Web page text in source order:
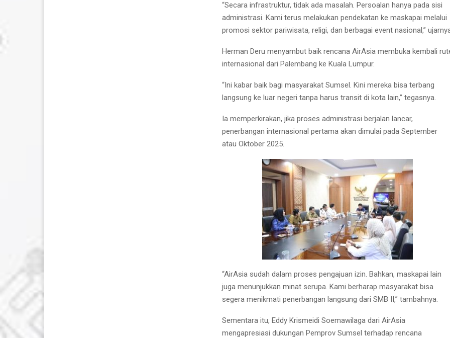
“Secara infrastruktur, tidak ada masalah. Persoalan hanya pada sisi
administrasi. Kami terus melakukan pendekatan ke maskapai melalui
promosi sektor pariwisata, religi, dan berbagai event nasional,”
Herman Deru menyambut baik rencana AirAsia membuka kembali
internasional dari Palembang ke Kuala Lumpur.
“Ini kabar baik bagi masyarakat Sumsel. Kini mereka bisa terbang
langsung ke luar negeri tanpa harus transit di kota lain,” tegasnya.
Ia memperkirakan, jika proses administrasi berjalan lancar,
penerbangan internasional pertama akan dimulai pada September
atau Oktober 2025.
“AirAsia sudah dalam proses pengajuan izin. Bahkan, maskapai lain
juga menunjukkan minat serupa. Kami berharap masyarakat bisa
segera menikmati penerbangan langsung dari SMB II,” tambahnya.
Sementara itu, Eddy Krismeidi Soemawilaga dari AirAsia
mengapresiasi dukungan Pemprov Sumsel terhadap rencana